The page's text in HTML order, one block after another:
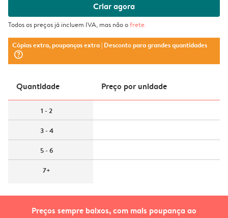
Preços sempre baixos, com mais poupança ao
Criar agora
Todos os preços já incluem IVA, mas não ofrete.
Cópias extra, poupanças extra| Desconto para grandes quantidades
question_mark_circle
Quantidade Preço por unidade
1 - 2
3 - 4
5 - 6
7+